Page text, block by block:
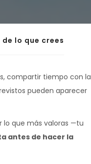
lo que crees
compartir tiempo con la
pueden aparecer
lo que más valoras —tu
antes de hacer la